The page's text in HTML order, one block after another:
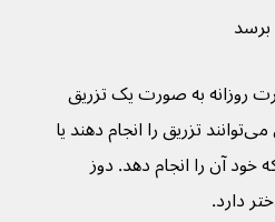
روزانه به صورت یک تزریق
واحد تجویز می‌شود. والدین می‌توانند تزریق را انجام دهند یا
آن را انجام دهد. دوز
دارد.